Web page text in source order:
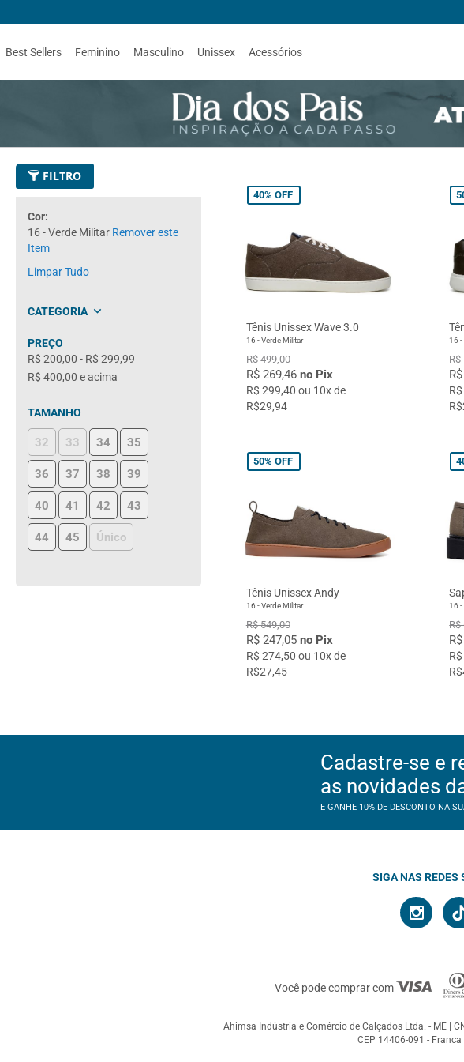
Best Sellers Feminino Masculino Unissex Acessórios
FILTRO
Cor
16 - Verde Militar Remover este
Item
Limpar Tudo
CATEGORIA
Tênis
PREÇO
R$ 200,00 - R$ 299,99
R$ 400,00 e acima
TAMANHO
32 33 34 35
36 37 38 39
40 41 42 43
44 45 Único
40% OFF
Tênis Unissex Wave 3.0
16 - Verde Militar
R$ 499,00
R$ 269,46 no Pix
R$ 299,40 ou 10x de
R$29,94
16 -
R$
50% OFF
Tênis Unissex Andy
16 - Verde Militar
R$ 549,00
R$ 247,05 no Pix
R$ 274,50 ou 10x de
R$27,45
16 -
R$
Cadastre-se e
as novidades
E GANHE 10% DE DESCONTO NA
SIGA NAS REDES
Você pode comprar com
Ahimsa Indústria e Comércio de Calçados Ltda. - ME
CEP 14406-091 - Franca